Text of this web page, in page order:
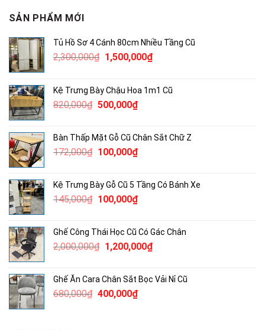
SẢN PHẨM MỚI
Tủ Hồ Sơ 4 Cánh 80cm Nhiều Tầng Cũ
2,300,000₫ Giá
2,300,000₫.
1,500,000₫Giá
là:
Kệ Trưng Bày Chậu Hoa 1m1 Cũ
820,000₫ Giá
820,000₫.
500,000₫Giá
là:
500,000₫.
Bàn Thấp Mặt Gỗ Cũ Chân Sắt Chữ Z
172,000₫ Giá
172,000₫.
100,000₫Giá
là:
100,000₫.
Kệ Trưng Bày Gỗ Cũ 5 Tầng Có Bánh Xe
145,000₫ Giá
145,000₫.
100,000₫Giá
là:
100,000₫.
Ghế Công Thái Học Cũ Có Gác Chân
2,000,000₫ Giá
2,000,000₫.
1,200,000₫Giá
là:
Ghế Ăn Cara Chân Sắt Bọc Vải Nỉ Cũ
680,000₫ Giá
400,000₫Giá